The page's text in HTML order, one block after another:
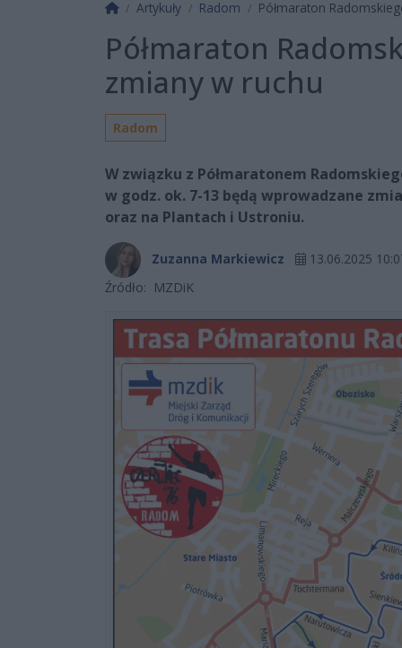
Strona główna
Artykuły Radom Półmaraton
Półmaraton
zmiany w ruchu
Radom
W związku z Półmaratonem
w godz. ok. 7-13 będą wprowadzane
oraz na Plantach i Ustroniu.
Zuzanna Markiewicz
13.06.2025
Źródło: MZDiK